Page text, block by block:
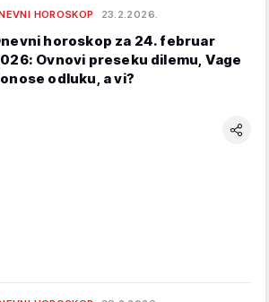
HOROSKOP 23.2.2026.
horoskop za 24. februar
Ovnovi preseku dilemu, Vage
odluku, a vi?